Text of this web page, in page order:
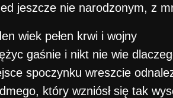
jeszcze nie narodzonym, z
wiek pełen krwi i wojny
gaśnie i nikt nie wie
spoczynku wreszcie
który wzniósł się tak